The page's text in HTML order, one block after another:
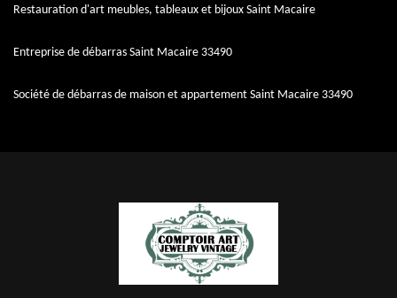
Restauration d'art meubles, tableaux et bijoux Saint Macaire
Entreprise de débarras Saint Macaire 33490
Société de débarras de maison et appartement Saint Macaire 33490